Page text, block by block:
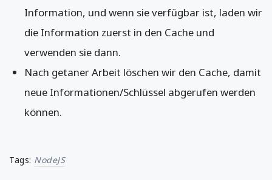
Information, und wenn sie verfügbar ist, laden wir
die Information zuerst in den Cache und
verwenden sie dann.
Nach getaner Arbeit löschen wir den Cache, damit
neue Informationen/Schlüssel abgerufen werden
können.
Tags: NodeJS